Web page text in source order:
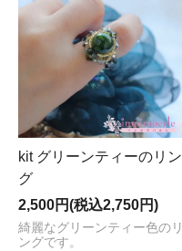
kit グリーンティーのリン
グ
2,500円(税込2,750円)
綺麗なグリーンティー色のリ
ングです。